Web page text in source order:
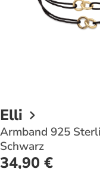
Elli
Armband 925
Schwarz
34,90 €